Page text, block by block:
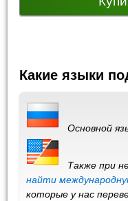
Какие языки
Основной
Также при
найти
которые у нас